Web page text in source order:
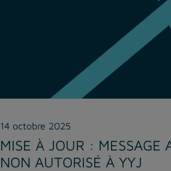
14 octobre 2025
MISE À JOUR : MESSAGE
NON AUTORISÉ À YYJ